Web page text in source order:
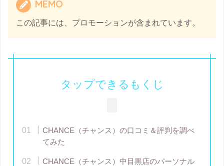
MEMO
この記事には、プロモーションが含まれています。
タップできるもくじ
CHANCE（チャンス）の口コミ＆評判を調べ
てみた
CHANCE（チャンス）中目黒店のパーソナル